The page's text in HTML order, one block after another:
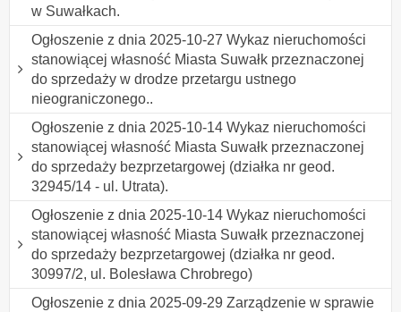
w Suwałkach.
Ogłoszenie z dnia 2025-10-27 Wykaz nieruchomości
stanowiącej własność Miasta Suwałk przeznaczonej
do sprzedaży w drodze przetargu ustnego
nieograniczonego..
Ogłoszenie z dnia 2025-10-14 Wykaz nieruchomości
stanowiącej własność Miasta Suwałk przeznaczonej
do sprzedaży bezprzetargowej (działka nr geod.
32945/14 - ul. Utrata).
Ogłoszenie z dnia 2025-10-14 Wykaz nieruchomości
stanowiącej własność Miasta Suwałk przeznaczonej
do sprzedaży bezprzetargowej (działka nr geod.
30997/2, ul. Bolesława Chrobrego)
Ogłoszenie z dnia 2025-09-29 Zarządzenie w sprawie